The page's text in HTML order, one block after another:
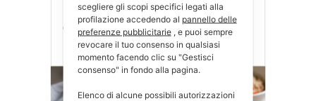
Perfetta per tenere sotto controllo la
glicemia e facile facile!
leggi tutto
scegliere gli scopi specifici legati alla
profilazione accedendo al pannello delle
preferenze pubblicitarie, e puoi sempre
revocare il tuo consenso in qualsiasi
momento facendo clic su "Gestisci
consenso" in fondo alla pagina.
Elenco di alcune possibili autorizzazioni